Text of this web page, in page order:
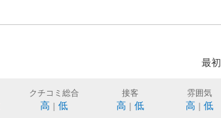
最初
クチコミ総合
高 低
接客
高 低
雰囲気
高 低